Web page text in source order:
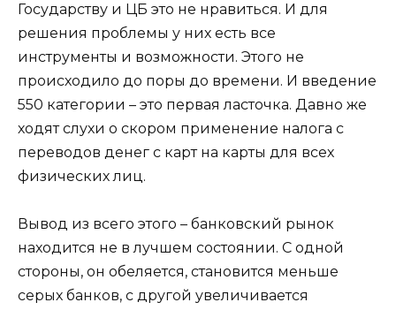
Государству и ЦБ это не нравиться. И для
решения проблемы у них есть все
инструменты и возможности. Этого не
происходило до поры до времени. И введение
550 категории – это первая ласточка. Давно же
ходят слухи о скором применение налога с
переводов денег с карт на карты для всех
физических лиц.
Вывод из всего этого – банковский рынок
находится не в лучшем состоянии. С одной
стороны, он обеляется, становится меньше
серых банков, с другой увеличивается